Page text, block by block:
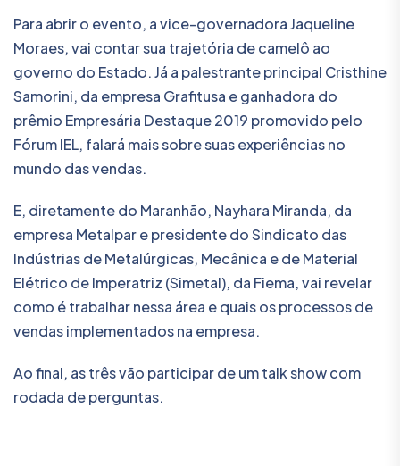
Para abrir o evento, a vice-governadora Jaqueline
Moraes, vai contar sua trajetória de camelô ao
governo do Estado. Já a palestrante principal Cristhine
Samorini, da empresa Grafitusa e ganhadora do
prêmio Empresária Destaque 2019 promovido pelo
Fórum IEL, falará mais sobre suas experiências no
mundo das vendas.
E, diretamente do Maranhão, Nayhara Miranda, da
empresa Metalpar e presidente do Sindicato das
Indústrias de Metalúrgicas, Mecânica e de Material
Elétrico de Imperatriz (Simetal), da Fiema, vai revelar
como é trabalhar nessa área e quais os processos de
vendas implementados na empresa.
Ao final, as três vão participar de um talk show com
rodada de perguntas.